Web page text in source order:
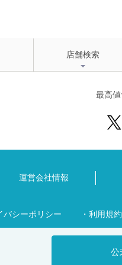
公
店舗検索
最高値
運営会社情報
バシーポリシー ・利用規約